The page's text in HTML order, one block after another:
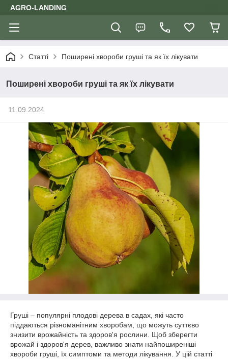
AGRO-LANDING
Статті Поширені хвороби груші та як їх лікувати
Поширені хвороби груші та як їх лікувати
11.09.2024
Груші – популярні плодові дерева в садах, які часто
піддаються різноманітним хворобам, що можуть суттєво
знизити врожайність та здоров'я рослини. Щоб зберегти
врожай і здоров'я дерев, важливо знати найпоширеніші
хвороби груші, їх симптоми та методи лікування. У цій статті